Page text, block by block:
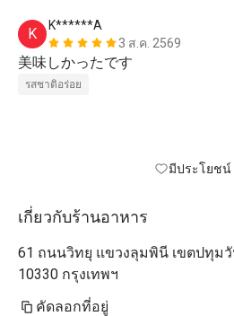
K
K******A
3 ส.ค. 2569
美味しかったです
รสชาติอร่อย
มีประโยชน์
เกี่ยวกับร้านอาหาร
61 ถนนวิทยุ แขวงลุมพินี เขตปทุมวั
10330 กรุงเทพฯ
คัดลอกที่อยู่